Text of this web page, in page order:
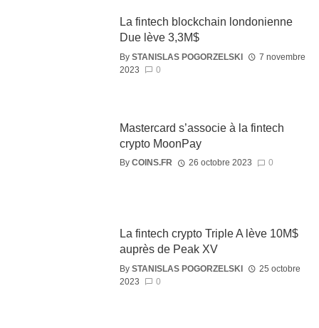
La fintech blockchain londonienne
Due lève 3,3M$
By STANISLAS POGORZELSKI
7 novembre
2023
0
Mastercard s’associe à la fintech
crypto MoonPay
By COINS.FR 26 octobre 2023 0
La fintech crypto Triple A lève 10M$
auprès de Peak XV
By STANISLAS POGORZELSKI
25 octobre
2023
0